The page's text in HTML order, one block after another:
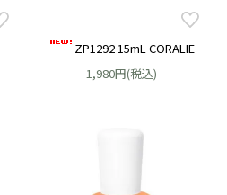
ZP1292 15mL CORALIE
1,980円(税込)